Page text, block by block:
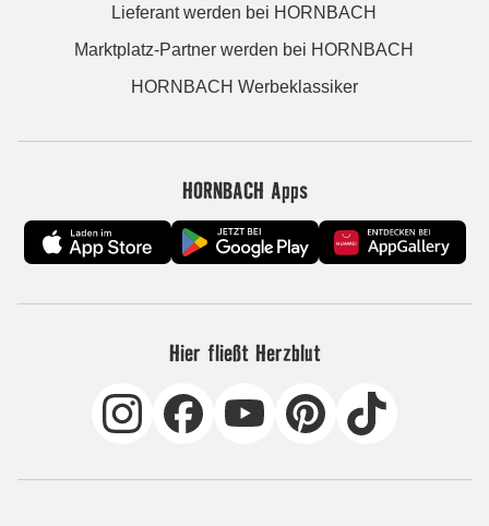
Lieferant werden bei HORNBACH
Marktplatz-Partner werden bei HORNBACH
HORNBACH Werbeklassiker
HORNBACH Apps
Hier fließt Herzblut